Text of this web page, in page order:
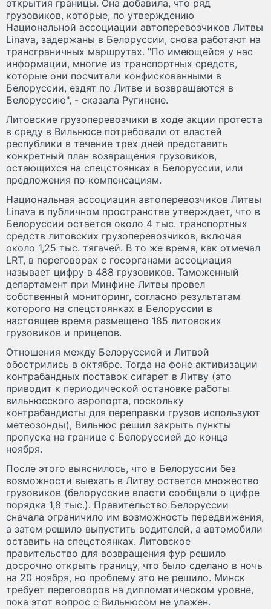
открытия границы. Она добавила, что ряд
грузовиков, которые, по утверждению
Национальной ассоциации автоперевозчиков Литвы
Linava, задержаны в Белоруссии, снова работают на
трансграничных маршрутах. "По имеющейся у нас
информации, многие из транспортных средств,
которые они посчитали конфискованными в
Белоруссии, ездят по Литве и возвращаются в
Белоруссию", - сказала Ругинене.
Литовские грузоперевозчики в ходе акции протеста
в среду в Вильнюсе потребовали от властей
республики в течение трех дней представить
конкретный план возвращения грузовиков,
остающихся на спецстоянках в Белоруссии, или
предложения по компенсациям.
Национальная ассоциация автоперевозчиков Литвы
Linava в публичном пространстве утверждает, что в
Белоруссии остается около 4 тыс. транспортных
средств литовских грузоперевозчиков, включая
около 1,25 тыс. тягачей. В то же время, как отмечал
LRT, в переговорах с госорганами ассоциация
называет цифру в 488 грузовиков. Таможенный
департамент при Минфине Литвы провел
собственный мониторинг, согласно результатам
которого на спецстоянках в Белоруссии в
настоящее время размещено 185 литовских
грузовиков и прицепов.
Отношения между Белоруссией и Литвой
обострились в октябре. Тогда на фоне активизации
контрабандных поставок сигарет в Литву (это
приводит к периодической остановке работы
вильнюсского аэропорта, поскольку
контрабандисты для переправки грузов используют
метеозонды), Вильнюс решил закрыть пункты
пропуска на границе с Белоруссией до конца
ноября.
После этого выяснилось, что в Белоруссии без
возможности выехать в Литву остается множество
грузовиков (белорусские власти сообщали о цифре
порядка 1,8 тыс.). Правительство Белоруссии
сначала ограничило им возможность передвижения,
а затем решило выпустить водителей, а автомобили
оставить на спецстоянках. Литовское
правительство для возвращения фур решило
досрочно открыть границу, что было сделано в ночь
на 20 ноября, но проблему это не решило. Минск
требует переговоров на дипломатическом уровне,
пока этот вопрос с Вильнюсом не улажен.